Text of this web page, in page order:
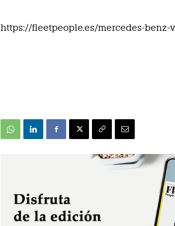
https://fleetpeople.es/mercedes-benz-